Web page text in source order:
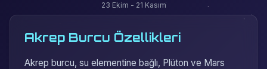
23 Ekim - 21 Kasım
Akrep Burcu Özellikleri
Akrep burcu, su elementine bağlı, Plüton ve Mars